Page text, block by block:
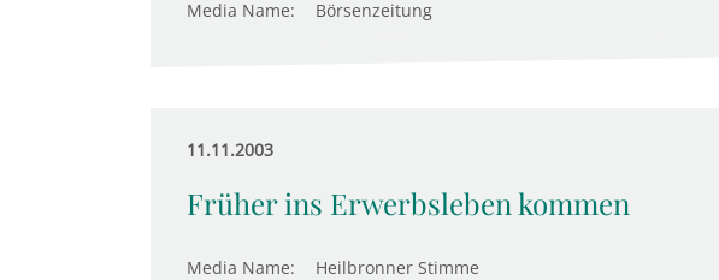
Media Name: Börsenzeitung
11.11.2003
Früher ins Erwerbsleben kommen
Media Name: Heilbronner Stimme